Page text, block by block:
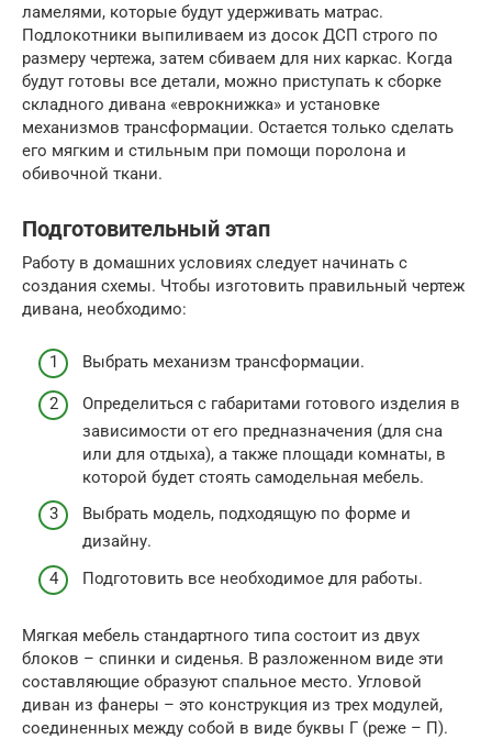
ламелями, которые будут удерживать матрас.
Подлокотники выпиливаем из досок ДСП строго по
размеру чертежа, затем сбиваем для них каркас. Когда
будут готовы все детали, можно приступать к сборке
складного дивана «еврокнижка» и установке
механизмов трансформации. Остается только сделать
его мягким и стильным при помощи поролона и
обивочной ткани.
Подготовительный этап
Работу в домашних условиях следует начинать с
создания схемы. Чтобы изготовить правильный чертеж
дивана, необходимо:
Выбрать механизм трансформации.
Определиться с габаритами готового изделия в
зависимости от его предназначения (для сна
или для отдыха), а также площади комнаты, в
которой будет стоять самодельная мебель.
Выбрать модель, подходящую по форме и
дизайну.
Подготовить все необходимое для работы.
Мягкая мебель стандартного типа состоит из двух
блоков – спинки и сиденья. В разложенном виде эти
составляющие образуют спальное место. Угловой
диван из фанеры – это конструкция из трех модулей,
соединенных между собой в виде буквы Г (реже – П).